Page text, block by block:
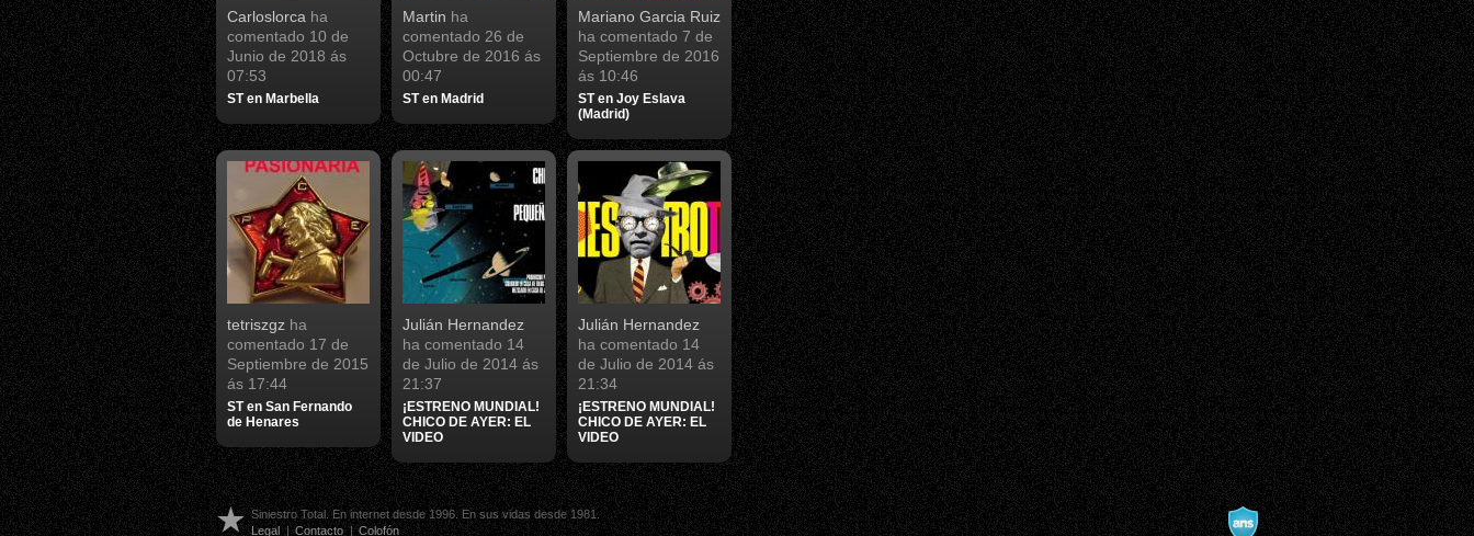
Carloslorca ha
comentado 10 de
Junio de 2018 ás
07:53
ST en Marbella
Martin ha
comentado 26 de
Octubre de 2016 ás
00:47
ST en Madrid
Mariano Garcia Ruiz
ha comentado 7 de
Septiembre de 2016
ás 10:46
ST en Joy Eslava
(Madrid)
tetriszgz ha
comentado 17 de
Septiembre de 2015
ás 17:44
ST en San Fernando
de Henares
Julián Hernandez
ha comentado 14
de Julio de 2014 ás
21:37
¡ESTRENO MUNDIAL!
CHICO DE AYER: EL
VIDEO
Julián Hernandez
ha comentado 14
de Julio de 2014 ás
21:34
¡ESTRENO MUNDIAL!
CHICO DE AYER: EL
VIDEO
Siniestro Total. En internet desde 1996. En sus vidas desde 1981.
Legal
| Contacto | Colofón